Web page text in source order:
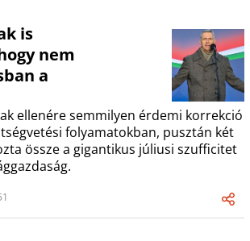
is
nem
a
ellenére semmilyen érdemi korrekció
folyamatokban, pusztán két
össze a gigantikus júliusi szufficitet